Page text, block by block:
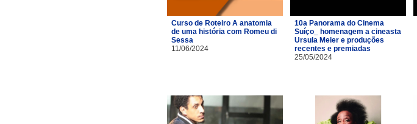
Curso de Roteiro A anatomia
de uma história com Romeu di
Sessa
11/06/2024
10a Panorama do Cinema
Suíço_ homenagem a cineasta
Ursula Meier e produções
recentes e premiadas
25/05/2024